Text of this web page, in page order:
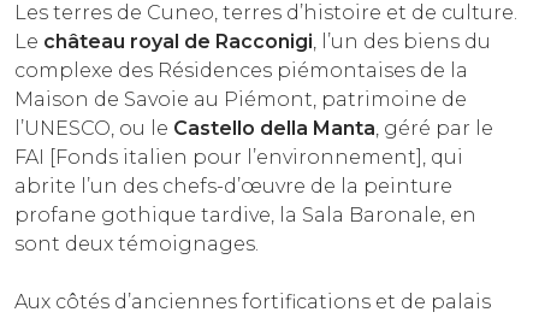
OFFERTE
ACCUEIL
Les terres de Cuneo, terres d’histoire et de culture.
Le château royal de Racconigi, l’un des biens du
complexe des Résidences piémontaises de la
Maison de Savoie au Piémont, patrimoine de
l’UNESCO, ou le Castello della Manta, géré par le
FAI [Fonds italien pour l’environnement], qui
abrite l’un des chefs-d’œuvre de la peinture
profane gothique tardive, la Sala Baronale, en
sont deux témoignages.
Aux côtés d’anciennes fortifications et de palais